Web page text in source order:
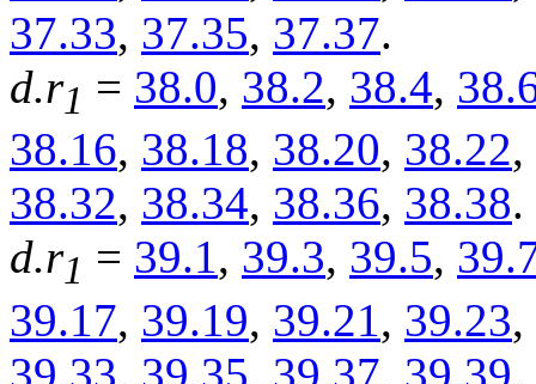
37.33, 37.35, 37.37.
d.r1 = 38.0, 38.2, 38.4,
38.16, 38.18, 38.20, 38.22,
38.32, 38.34, 38.36, 38.38.
d.r1 = 39.1, 39.3, 39.5,
39.17, 39.19, 39.21, 39.23,